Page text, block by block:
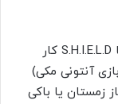
در این فیلم ابرقهرمانی استیو راجرز که حال با S.H.I.E.L.D کار
آنتونی مکی)
زمستان یا باکی